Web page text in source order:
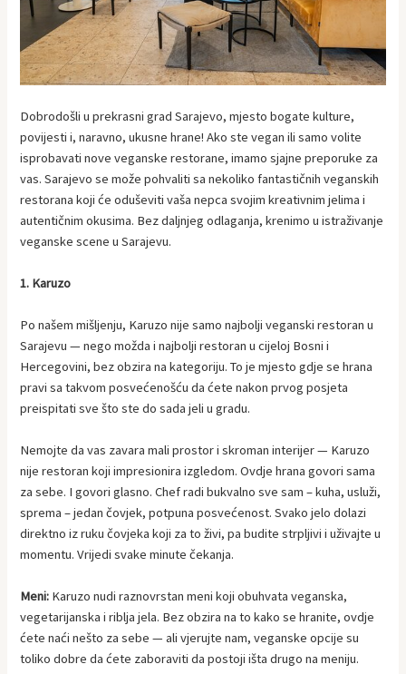
Dobrodošli u prekrasni grad Sarajevo, mjesto bogate kulture,
povijesti i, naravno, ukusne hrane! Ako ste vegan ili samo volite
isprobavati nove veganske restorane, imamo sjajne preporuke za
vas. Sarajevo se može pohvaliti sa nekoliko fantastičnih veganskih
restorana koji će oduševiti vaša nepca svojim kreativnim jelima i
autentičnim okusima. Bez daljnjeg odlaganja, krenimo u istraživanje
veganske scene u Sarajevu.
1. Karuzo
Po našem mišljenju, Karuzo nije samo najbolji veganski restoran u
Sarajevu — nego možda i najbolji restoran u cijeloj Bosni i
Hercegovini, bez obzira na kategoriju. To je mjesto gdje se hrana
pravi sa takvom posvećenošću da ćete nakon prvog posjeta
preispitati sve što ste do sada jeli u gradu.
Nemojte da vas zavara mali prostor i skroman interijer — Karuzo
nije restoran koji impresionira izgledom. Ovdje hrana govori sama
za sebe. I govori glasno. Chef radi bukvalno sve sam – kuha, usluži,
sprema – jedan čovjek, potpuna posvećenost. Svako jelo dolazi
direktno iz ruku čovjeka koji za to živi, pa budite strpljivi i uživajte u
momentu. Vrijedi svake minute čekanja.
Meni: Karuzo nudi raznovrstan meni koji obuhvata veganska,
vegetarijanska i riblja jela. Bez obzira na to kako se hranite, ovdje
ćete naći nešto za sebe — ali vjerujte nam, veganske opcije su
toliko dobre da ćete zaboraviti da postoji išta drugo na meniju.